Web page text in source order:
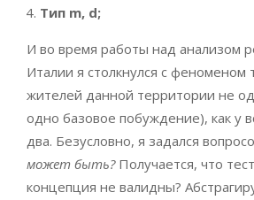
Тип m, d;
И во время работы над анализом
Италии я столкнулся с феноменом
жителей данной территории не
одно базовое побуждение), как у
два. Безусловно, я задался
может быть?Получается, что
концепция не валидны?